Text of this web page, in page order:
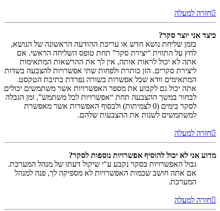
חזרה למעלה
כיצד אני יוצר סקר?
בזמן שליחת נושא חדש או עריכת ההודעה הראשונה של הנושא,
לחץ על התווית “יצירת סקר” תחת טופס השליחה הראשי. אם
אתה לא יכול לראות אותה, אין לך את ההרשאות המתאימות
ליצירת סקרים. הזן כותרת ולפחות שתי אפשרויות להצבעה בשדות
המתאימים וודא שכל אפשרות בשורה נפרדת בתיבת הטקסט.
אתה יכול גם לקבוע את מספר האפשרויות אשר משתמשים יכולים
לבחור במשך ההצבעה תחת “אפשרויות לכל משתמש”, זמן הגבלה
לסקר בימים (0 לצמיתות) ולבסוף האפשרות אשר מאפשרת
למשתמשים לשנות את ההצבעות שלהם.
חזרה למעלה
מדוע אני לא יכול להוסיף אפשרויות נוספות לסקר?
גבול האפשרויות בסקר נקבע ע"י שיקול דעתו של מנהל המערכת.
אם אתה חושב שכמות האפשרויות לא מספיקה לך, פנה למנהל
המערכת.
חזרה למעלה